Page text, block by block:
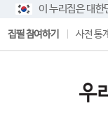
이 누리집은 대한
집필 참여하기 사전 통계